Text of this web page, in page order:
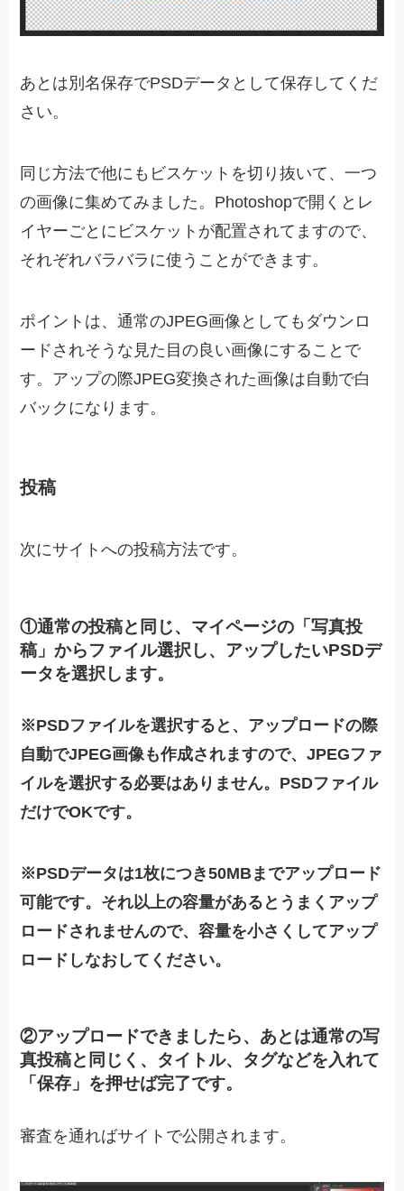
あとは別名保存でPSDデータとして保存してくだ
さい。
同じ方法で他にもビスケットを切り抜いて、一つ
の画像に集めてみました。Photoshopで開くとレ
イヤーごとにビスケットが配置されてますので、
それぞれバラバラに使うことができます。
ポイントは、通常のJPEG画像としてもダウンロ
ードされそうな見た目の良い画像にすることで
す。アップの際JPEG変換された画像は自動で白
バックになります。
投稿
次にサイトへの投稿方法です。
①通常の投稿と同じ、マイページの「写真投
稿」からファイル選択し、アップしたいPSDデ
ータを選択します。
※PSDファイルを選択すると、アップロードの際
自動でJPEG画像も作成されますので、JPEGファ
イルを選択する必要はありません。PSDファイル
だけでOKです。
※PSDデータは1枚につき50MBまでアップロード
可能です。それ以上の容量があるとうまくアップ
ロードされませんので、容量を小さくしてアップ
ロードしなおしてください。
②アップロードできましたら、あとは通常の写
真投稿と同じく、タイトル、タグなどを入れて
「保存」を押せば完了です。
審査を通ればサイトで公開されます。